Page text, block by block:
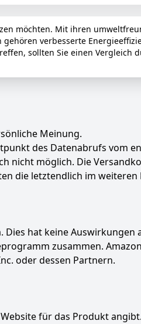
möchten. Mit ihren
verbesserte
sollten Sie einen Vergleich
Meinung.
des Datenabrufs vom
nicht möglich. Die
die letztendlich im weiteren
hat keine Auswirkungen
zusammen.
oder dessen Partnern.
für das Produkt